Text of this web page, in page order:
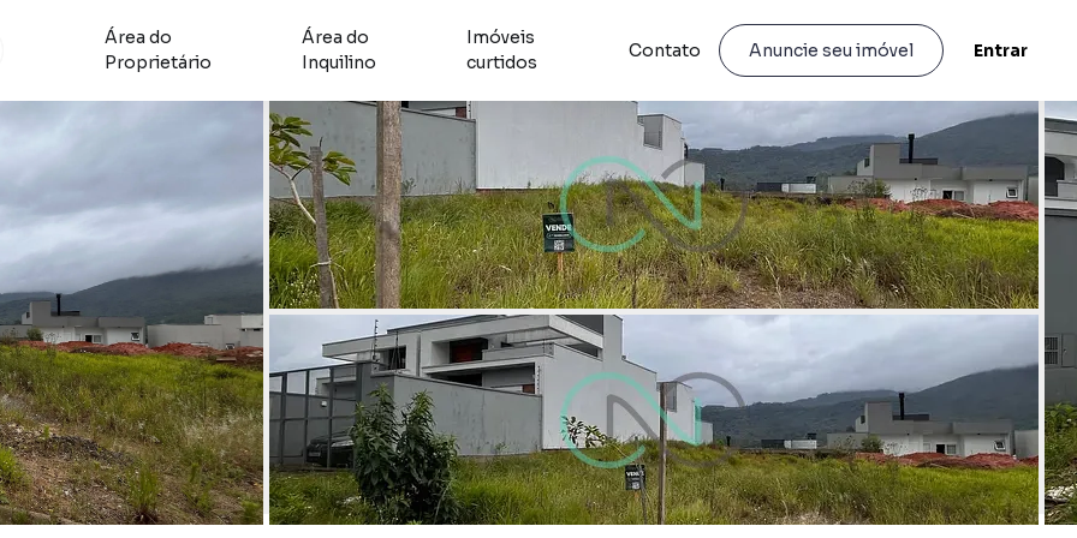
Área do
Proprietário
Área do
Inquilino
Imóveis
curtidos
Contato Anuncie seu imóvel Entrar